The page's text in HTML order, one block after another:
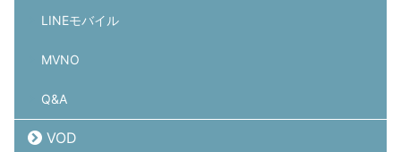
LINEモバイル
MVNO
Q&A
VOD